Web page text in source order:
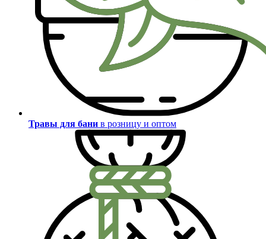
Травы для бани в розницу и оптом